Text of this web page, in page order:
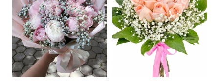
50 см 35 см